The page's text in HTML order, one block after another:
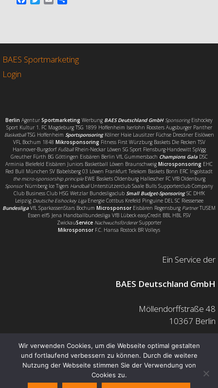
o
k
r
BAES Sportmarketing
Login
Berlin Agentur Sportmarketing Werbung BAES Deutschland GmbH SponsoringEishockey
Sport Kultur 1. FC Magdeburg TSG 1899 Hoffenheim Iserlohn Roosters Augsburger Panther
BasketballTSG Hoffenheim SportsponsoringKölner Haie Lausitzer Füchse Dresdner Eislöwen
VFL Bochum 1848 Mikrosponsoring Fitness First Würzburg Baskets Die Recken TSV
Hannover-Burgdorf FußballRhein-Neckar Löwen SG Sport Flensburg-Handewitt SpVgg
Greuther Fürth BG Göttingen Eisbären Berlin VfL Gummersbach Champions GalaDSC
Arminia Bielefeld Eisbären Juniors Basketball Löwen Braunschweig Microsponsoring EHC
Red Bull München SV Babelsberg 03 Löwen Frankfurt Telekom Baskets Bonn ERC Ingolstadt
the micro-sponsorship principleEWE Baskets Oldenburg Hallescher FC VfB Oldenburg
SponsorNürnberg Ice Tigers HandballUnterstützerclub Saale Bulls Supporterclub Company
Club Business Club HSG Wetzlar Bundesligaclub Small Budget-SponsoringSC DHfK
Leipzig Deutsche Eishockey LigaEnergie Cottbus Krefeld Pinguine DEL SC Riessersee
Bundesliga VfL SparkassenStars Bochum MicrosponsorEisbären Regensburg PartnerTUSEM
Essen elf5 Jena Handballbundesliga VfB Lübeck easyCredit BBL HBL FSV
ZwickauService NachwuchsfördererSupporter
MikrosponsorF.C. Hansa Rostock BR Volleys
Ein Service der
BAES Deutschland GmbH
Möllendorffstraße 48
10367 Berlin
Mail: info@baes.de
Telefon: 030 200 7378 0
Fax: 0800 880 1139 55
Wir verwenden Cookies, um die Webseite optimal gestalten
und fortlaufend verbessern zu können. Durch die weitere
Nutzung der Webseite stimmen Sie der Verwendung von
Cookies zu.